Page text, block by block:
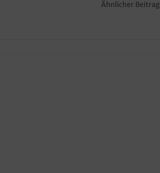
Ähnlicher Beitrag